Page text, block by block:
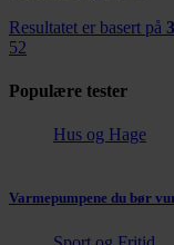
Resultatet er basert på 3
52
Populære tester
Hus og Hage
Varmepumpene du bør